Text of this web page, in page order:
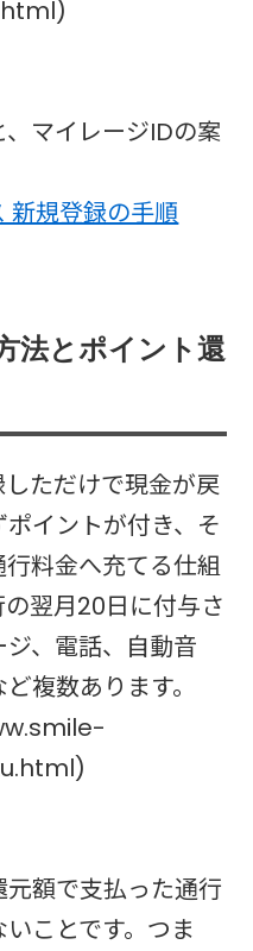
マイレージIDの案
新規登録の手順
法とポイント還
ただけで現金が戻
イントが付き、そ
料金へ充てる仕組
翌月20日に付与さ
、電話、自動音
複数あります。
額で支払った通行
ことです。つま